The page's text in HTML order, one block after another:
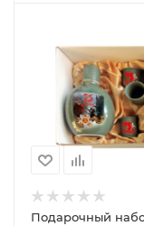
Подарочный